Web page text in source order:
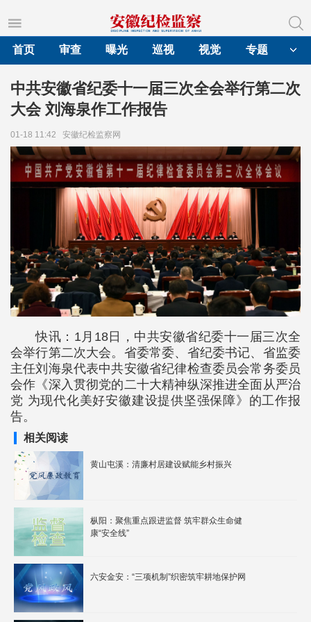
首页
审查 曝光 巡视 视觉 专题
中共安徽省纪委十一届三次全会举行第二次
大会 刘海泉作工作报告
01-18 11:42 安徽纪检监察网
快讯：1月18日，中共安徽省纪委十一届三次全
会举行第二次大会。省委常委、省纪委书记、省监委
主任刘海泉代表中共安徽省纪律检查委员会常务委员
会作《深入贯彻党的二十大精神纵深推进全面从严治
党 为现代化美好安徽建设提供坚强保障》的工作报
告。
相关阅读
黄山屯溪：清廉村居建设赋能乡村振兴
枞阳：聚焦重点跟进监督 筑牢群众生命健
康“安全线”
六安金安：“三项机制”织密筑牢耕地保护网